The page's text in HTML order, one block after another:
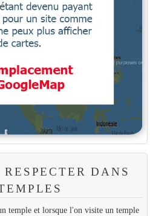
DANS
temple et lorsque l'on visite un temple